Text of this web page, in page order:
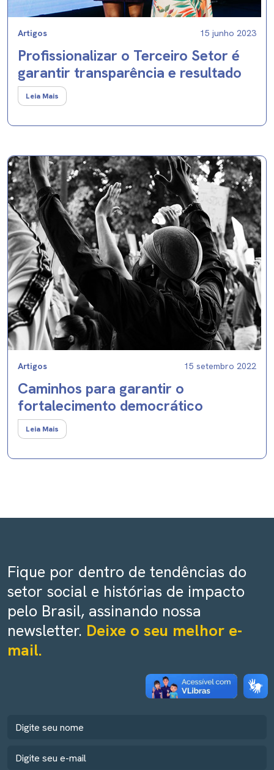
Artigos 15 junho 2023
Profissionalizar o Terceiro Setor é
garantir transparência e resultado
Leia Mais
Artigos 15 setembro 2022
Caminhos para garantir o
fortalecimento democrático
Leia Mais
Fique por dentro de tendências do
setor social e histórias de impacto
pelo Brasil, assinando nossa
newsletter. Deixe o seu melhor e-
mail.